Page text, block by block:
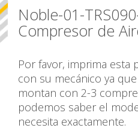
Noble-01-
Compresor de
Por favor, imprima esta
con su mecánico ya
montan con 2-3
podemos saber el
necesita exactamente.